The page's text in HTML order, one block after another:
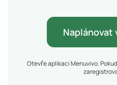
Naplánovat
Otevře aplikaci Menuvivo.